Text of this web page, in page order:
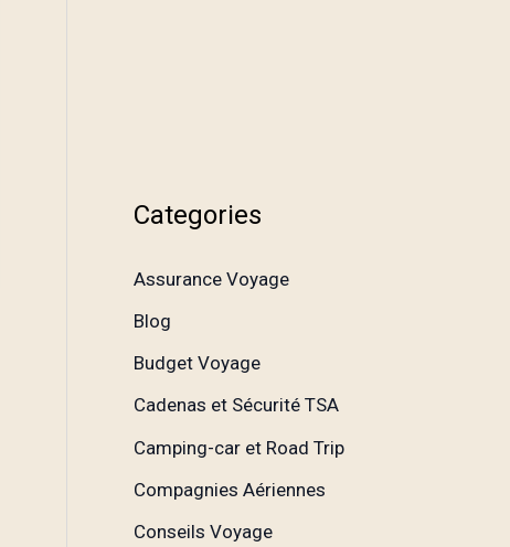
Categories
Assurance Voyage
Blog
Budget Voyage
Cadenas et Sécurité TSA
Camping-car et Road Trip
Compagnies Aériennes
Conseils Voyage